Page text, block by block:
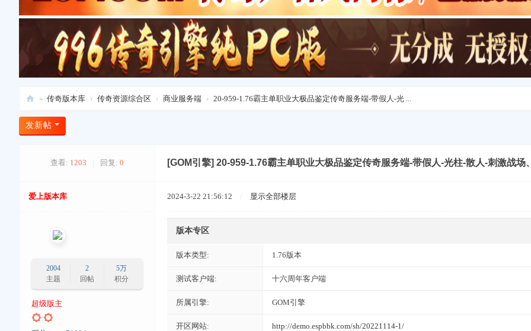
爱
上
» 传奇版本库 › 传奇资源综合区 › 商业服务端 › 20-959-1.76霸主单职业大极品鉴定传奇服务端-带假人-光 ...
发新帖
查看: 1203 回复: 0 [GOM引擎] 20-959-1.76霸主单职业大极品鉴定传奇服务端-带假人-光柱-散人-刺激战场
爱上版本库
2004
主题
2
回帖
5万
积分
超级版主
2024-3-22 21:56:12 显示全部楼层
版本专区
版本类型: 1.76版本
测试客户端: 十六周年客户端
所属引擎: GOM引擎
开区网站: http://demo.espbbk.com/sh/20221114-1/